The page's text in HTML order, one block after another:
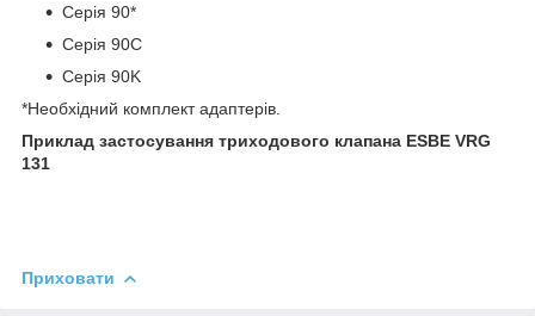
Серія 90*
Серія 90C
Серія 90K
*Необхідний комплект адаптерів.
Приклад застосування триходового клапана ESBE VRG
131
Приховати